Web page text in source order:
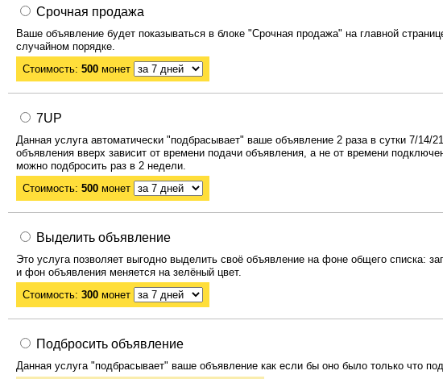
Срочная продажа
Ваше объявление будет показываться в блоке "Срочная продажа" на главной
случайном порядке.
Стоимость: 500 монет
7UP
Данная услуга автоматически "подбрасывает" ваше объявление 2 раза в сутки 7/
объявления вверх зависит от времени подачи объявления, а не от времени
можно подбросить раз в 2 недели.
Стоимость: 500 монет
Выделить объявление
Это услуга позволяет выгодно выделить своё объявление на фоне общего списка:
и фон объявления меняется на зелёный цвет.
Стоимость: 300 монет
Подбросить объявление
Данная услуга "подбрасывает" ваше объявление как если бы оно было только что